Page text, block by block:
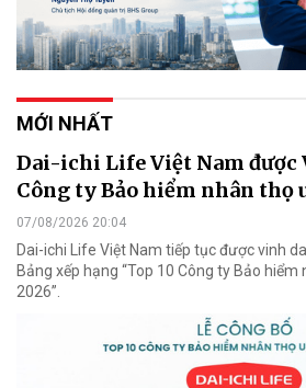
MỚI NHẤT
Dai-ichi Life Việt Nam được
Công ty Bảo hiểm nhân thọ
07/08/2026 20:04
Dai-ichi Life Việt Nam tiếp tục được vinh
Bảng xếp hạng “Top 10 Công ty Bảo
2026”.